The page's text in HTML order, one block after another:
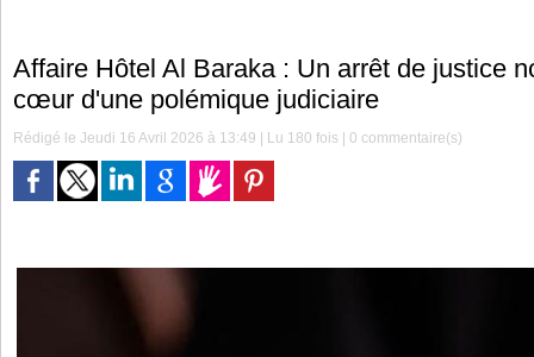
Affaire Hôtel Al Baraka : Un arrêt de justice
cœur d'une polémique judiciaire
Rédigé le Jeudi 16 Avril 2026 à 13:49 | Lu 180 fois |0 commentaire(s)